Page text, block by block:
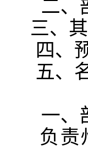
二、
三、
四、
五、
一、
负责